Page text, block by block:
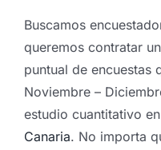
Buscamos
queremos contratar
puntual de encuestas
Noviembre –
estudio cuantitativo
Canaria. No importa